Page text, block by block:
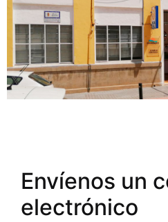
Envíenos un
electrónico